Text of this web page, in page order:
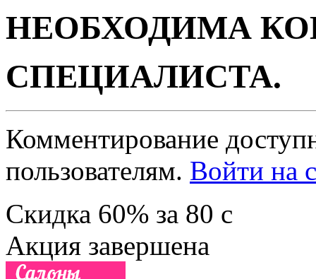
НЕОБХОДИМА
СПЕЦИАЛИСТА.
Комментирование
пользователям. Войти на
Скидка 60% за 80 c
Акция завершена